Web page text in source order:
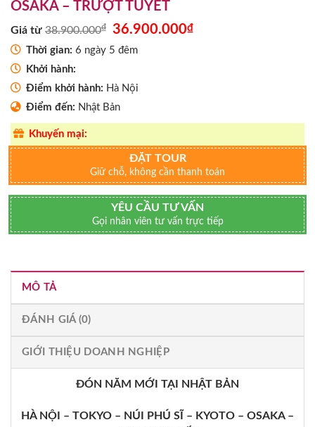
OSAKA – TRƯỢT TUYẾT
Giá từ 38.900.000₫
Giá
là:
36.900.000₫Giá
Thời gian: 6 ngày 5 đêm
Khởi hành:
Điểm khởi hành: Hà Nội
Điểm đến: Nhật Bản
Khuyến mại:
ĐẶT TOUR
Giữ chỗ, không cần thanh toán
YÊU CẦU TƯ VẤN
Gọi nhân viên tư vấn trực tiếp
MÔ TẢ
ĐÁNH GIÁ (0)
GIỚI THIỆU DOANH NGHIỆP
ĐÓN NĂM MỚI TẠI NHẬT BẢN
HÀ NỘI – TOKYO – NÚI PHÚ SĨ – KYOTO – OSAKA –